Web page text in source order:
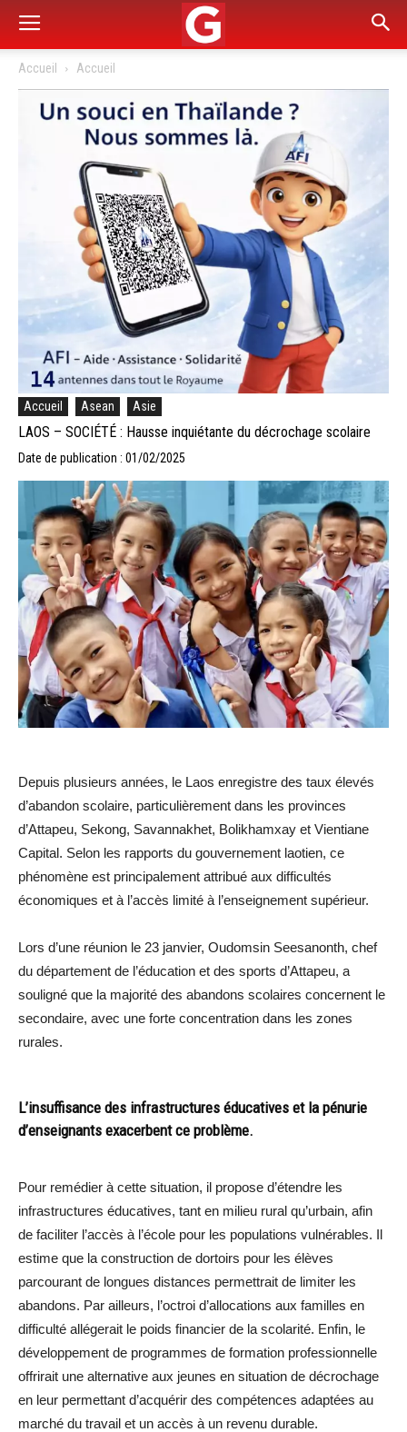
Accueil Accueil
Accueil Asean Asie
LAOS – SOCIÉTÉ : Hausse inquiétante du décrochage scolaire
Date de publication : 01/02/2025
Depuis plusieurs années, le Laos enregistre des taux élevés
d’abandon scolaire, particulièrement dans les provinces
d’Attapeu, Sekong, Savannakhet, Bolikhamxay et Vientiane
Capital. Selon les rapports du gouvernement laotien, ce
phénomène est principalement attribué aux difficultés
économiques et à l’accès limité à l’enseignement supérieur.
Lors d’une réunion le 23 janvier, Oudomsin Seesanonth, chef
du département de l’éducation et des sports d’Attapeu, a
souligné que la majorité des abandons scolaires concernent le
secondaire, avec une forte concentration dans les zones
rurales.
L’insuffisance des infrastructures éducatives et la pénurie
d’enseignants exacerbent ce problème.
Pour remédier à cette situation, il propose d’étendre les
infrastructures éducatives, tant en milieu rural qu’urbain, afin
de faciliter l’accès à l’école pour les populations vulnérables. Il
estime que la construction de dortoirs pour les élèves
parcourant de longues distances permettrait de limiter les
abandons. Par ailleurs, l’octroi d’allocations aux familles en
difficulté allégerait le poids financier de la scolarité. Enfin, le
développement de programmes de formation professionnelle
offrirait une alternative aux jeunes en situation de décrochage
en leur permettant d’acquérir des compétences adaptées au
marché du travail et un accès à un revenu durable.